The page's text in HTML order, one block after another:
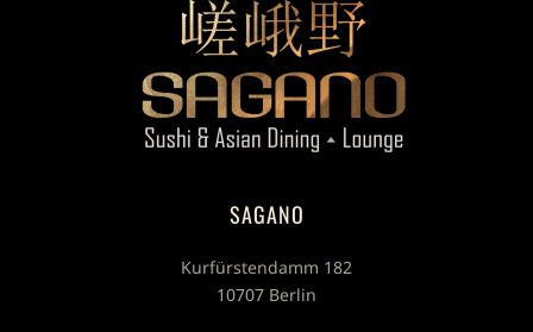
SAGANO
Kurfürstendamm 182
10707 Berlin